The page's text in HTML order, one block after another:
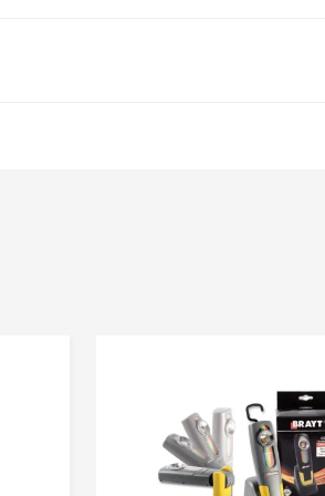
max. 20 min).
za pomocą czystej szmatki.
usługi. Każdy ma prawo dostępu do swoich
osobowych gromadzonych i
z siedzibą w Ząbrowie 14A, Gościno, 78-